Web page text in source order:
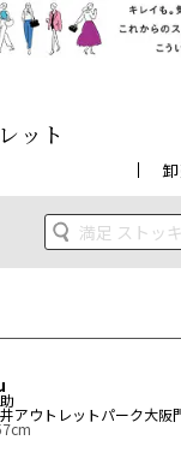
ット
アウトレットパーク大阪